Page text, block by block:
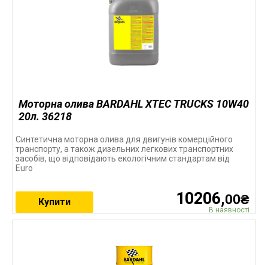
Моторна олива BARDAHL XTEC TRUCKS 10W40
20л. 36218
Синтетична моторна олива для двигунів комерційного
транспорту, а також дизельних легкових транспортних
засобів, що відповідають екологічним стандартам від
Euro
10206,00₴
В наявності
Купити